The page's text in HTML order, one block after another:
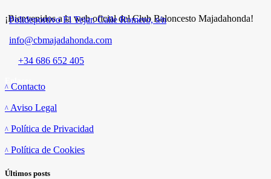
¡Bienvenidos a la web oficial del Club Baloncesto Majadahonda!
Polideportivo El Tejar. Calle Romero, s/n
info@cbmajadahonda.com
+34 686 652 405
Contacto
Aviso Legal
Política de Privacidad
Política de Cookies
Últimos posts